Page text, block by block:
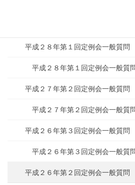
平成２８年第１回定例会一般質問
平成２８年第１回定例会一般質
平成２７年第２回定例会一般質問
平成２７年第２回定例会一般質
平成２６年第３回定例会一般質問
平成２６年第３回定例会一般質
平成２６年第２回定例会一般質問